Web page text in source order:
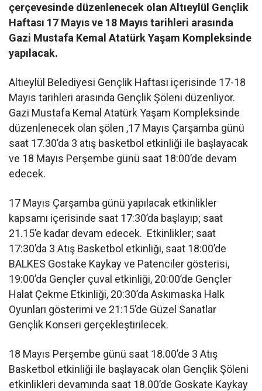
çerçevesinde düzenlenecek olan Altıeylül Gençlik
Haftası 17 Mayıs ve 18 Mayıs tarihleri arasında
Gazi Mustafa Kemal Atatürk Yaşam Kompleksinde
yapılacak.
Altıeylül Belediyesi Gençlik Haftası içerisinde 17-18
Mayıs tarihleri arasında Gençlik Şöleni düzenliyor.
Gazi Mustafa Kemal Atatürk Yaşam Kompleksinde
düzenlenecek olan şölen ,17 Mayıs Çarşamba günü
saat 17.30’da 3 atış basketbol etkinliği ile başlayacak
ve 18 Mayıs Perşembe günü saat 18:00’de devam
edecek.
17 Mayıs Çarşamba günü yapılacak etkinlikler
kapsamı içerisinde saat 17:30’da başlayıp; saat
21.15’e kadar devam edecek. Etkinlikler; saat
17:30’da 3 Atış Basketbol etkinliği, saat 18:00’de
BALKES Gostake Kaykay ve Patenciler gösterisi,
19:00’da Gençler çuval etkinliği, 20:00’de Gençler
Halat Çekme Etkinliği, 20:30’da Askımaska Halk
Oyunları gösterimi ve 21:15’de Güzel Sanatlar
Gençlik Konseri gerçekleştirilecek.
18 Mayıs Perşembe günü saat 18.00’de 3 Atış
Basketbol etkinliği ile başlayacak olan Gençlik Şöleni
etkinlikleri devamında saat 18.00’de Goskate Kaykay